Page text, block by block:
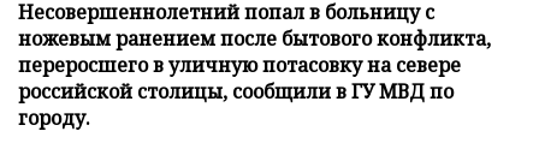
Несовершеннолетний попал в больницу с
ножевым ранением после бытового конфликта,
переросшего в уличную потасовку на севере
российской столицы, сообщили в ГУ МВД по
городу.